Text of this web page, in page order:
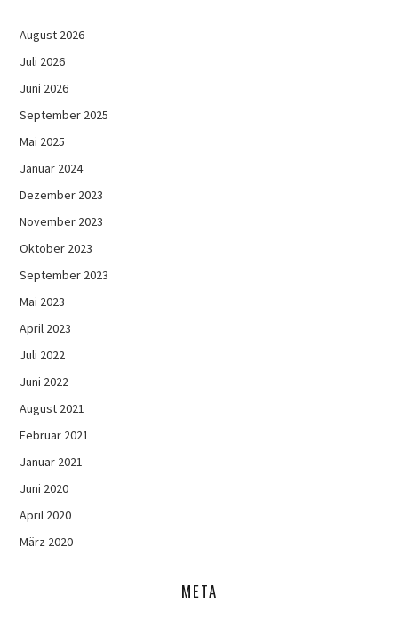
August 2026
Juli 2026
Juni 2026
September 2025
Mai 2025
Januar 2024
Dezember 2023
November 2023
Oktober 2023
September 2023
Mai 2023
April 2023
Juli 2022
Juni 2022
August 2021
Februar 2021
Januar 2021
Juni 2020
April 2020
März 2020
META